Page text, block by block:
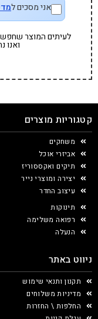
אני מסכים ל
לעיתים המוצר
ואנו
קטגוריות מוצרים
משחקים
אביזרי אוכל
תיקים ואקססוריז
יצירה ומוצרי נייר
עיצוב החדר
תינוקות
רפואה משלימה
הנעלה
ניווט באתר
תקנון ותנאי שימוש
מדיניות משלוחים
החלפות \ החזרות